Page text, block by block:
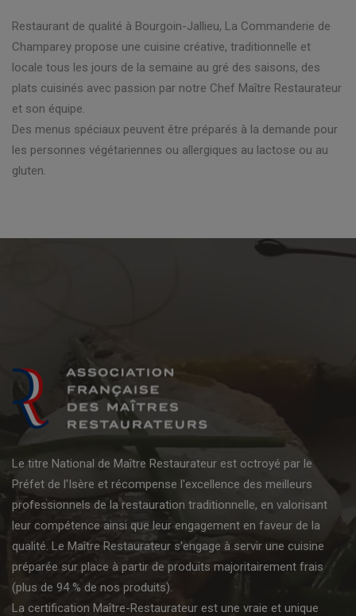
Restaurant de qualité à Bourgoin-Jallieu, La Commanderie de
Champarey propose une cuisine créative, traditionnelle et
locale tous les jours de la semaine au gré des saisons, des
plats cuisinés avec passion par notre Chef Maître Restaurateur
et son équipe.
Des menus spéciaux peuvent être préparés à la demande pour
les personnes végétariennes ou allergiques au lactose ou au
gluten.
Le titre National de Maître Restaurateur est octroyé par le
Préfet de l'Isère et récompense l'excellence des meilleurs
professionnels de la restauration traditionnelle, en valorisant
leur compétence ainsi que leur engagement en faveur de la
qualité. Le Maître Restaurateur s'engage à servir une cuisine
préparée sur place à partir de produits majoritairement frais
(plus de 94 % de nos produits).
La certification Maître-Restaurateur est une vraie et unique